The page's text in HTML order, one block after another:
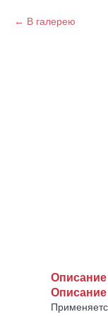
В галерею
Описание
Описание